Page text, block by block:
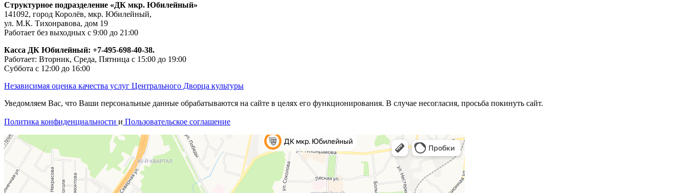
Структурное подразделение «ДК мкр. Юбилейный»
141092, город Королёв, мкр. Юбилейный,
ул. М.К. Тихонравова, дом 19
Работает без выходных с 9:00 до 21:00
Касса ДК Юбилейный: +7-495-698-40-38.
Работает: Вторник, Среда, Пятница с 15:00 до 19:00
Суббота с 12:00 до 16:00
Независимая оценка качества услуг Центрального Дворца культуры
Уведомляем Вас, что Ваши персональные данные обрабатываются на сайте в целях его функционирования. В случае несогласия, просьба покинуть сайт.
Политика конфиденциальности и Пользовательское соглашение